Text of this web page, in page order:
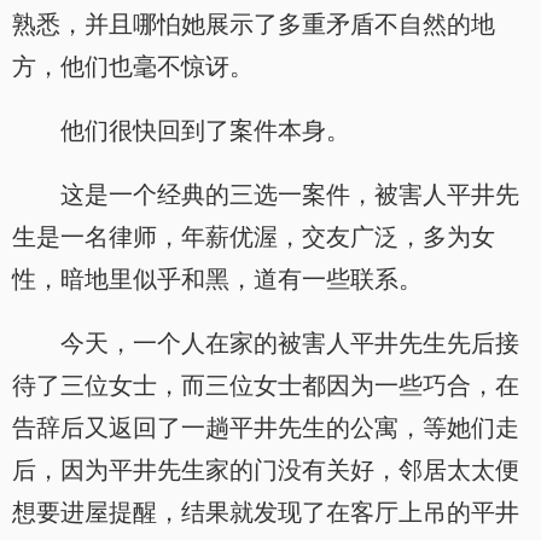
熟悉，并且哪怕她展示了多重矛盾不自然的地
方，他们也毫不惊讶。
他们很快回到了案件本身。
这是一个经典的三选一案件，被害人平井先
生是一名律师，年薪优渥，交友广泛，多为女
性，暗地里似乎和黑，道有一些联系。
今天，一个人在家的被害人平井先生先后接
待了三位女士，而三位女士都因为一些巧合，在
告辞后又返回了一趟平井先生的公寓，等她们走
后，因为平井先生家的门没有关好，邻居太太便
想要进屋提醒，结果就发现了在客厅上吊的平井